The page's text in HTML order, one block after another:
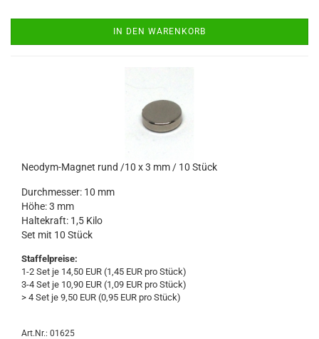
IN DEN WARENKORB
Neodym-Magnet rund /10 x 3 mm / 10 Stück
Durchmesser: 10 mm
Höhe: 3 mm
Haltekraft: 1,5 Kilo
Set mit 10 Stück
Staffelpreise:
1-2 Set je 14,50 EUR (1,45 EUR pro Stück)
3-4 Set je 10,90 EUR (1,09 EUR pro Stück)
> 4 Set je 9,50 EUR (0,95 EUR pro Stück)
Art.Nr.: 01625